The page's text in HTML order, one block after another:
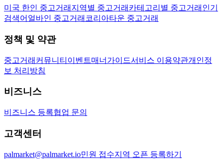
미국 한인 중고거래 지역별 중고거래 카테고리별 중고거래 인기
검색어 얼바인 중고거래 코리아타운 중고거래
정책 및 약관
중고거래 커뮤니티 이벤트매너가이드서비스 이용약관개인정
보 처리방침
비즈니스
비즈니스 등록협업 문의
고객센터
palmarket@palmarket.io민원 접수지역 오픈 등록하기